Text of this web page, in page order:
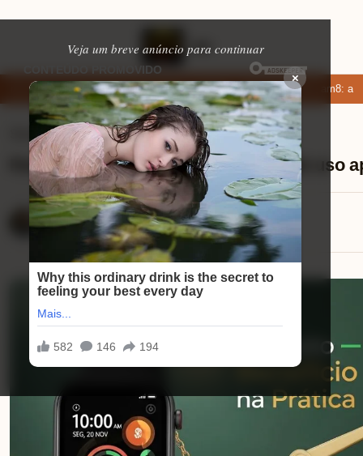
Veja um breve anúncio para continuar
×
namoro que permitem enviar fotos e vídeos Microfone fifine am8:
Smartwatchs ⏱ 9 min de leitura
Redmi Watch 5 Active experiência de uso
Lucas Andrade